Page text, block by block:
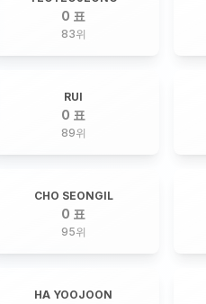
0 표
83위
RUI
0 표
89위
CHO SEONGIL
0 표
95위
HA YOOJOON